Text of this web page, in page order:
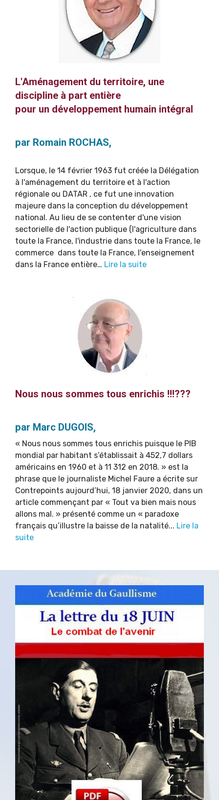
L'Aménagement du territoire, une
discipline à part entière
pour un développement humain intégral
par Romain ROCHAS,
Lorsque, le 14 février 1963 fut créée la Délégation
à l'aménagement du territoire et à l'action
régionale ou DATAR , ce fut une innovation
majeure dans la conception du développement
national. Au lieu de se contenter d'une vision
sectorielle de l'action publique (l'agriculture dans
toute la France, l'industrie dans toute la France, le
commerce dans toute la France, l'enseignement
dans la France entière… Lire la suite
Nous nous sommes tous enrichis !!!???
par Marc DUGOIS,
« Nous nous sommes tous enrichis puisque le PIB
mondial par habitant s’établissait à 452,7 dollars
américains en 1960 et à 11 312 en 2018. » est la
phrase que le journaliste Michel Faure a écrite sur
Contrepoints aujourd’hui, 18 janvier 2020, dans un
article commençant par « Tout va bien mais nous
allons mal. » présenté comme un « paradoxe
français qu’illustre la baisse de la natalité... Lire la
suite